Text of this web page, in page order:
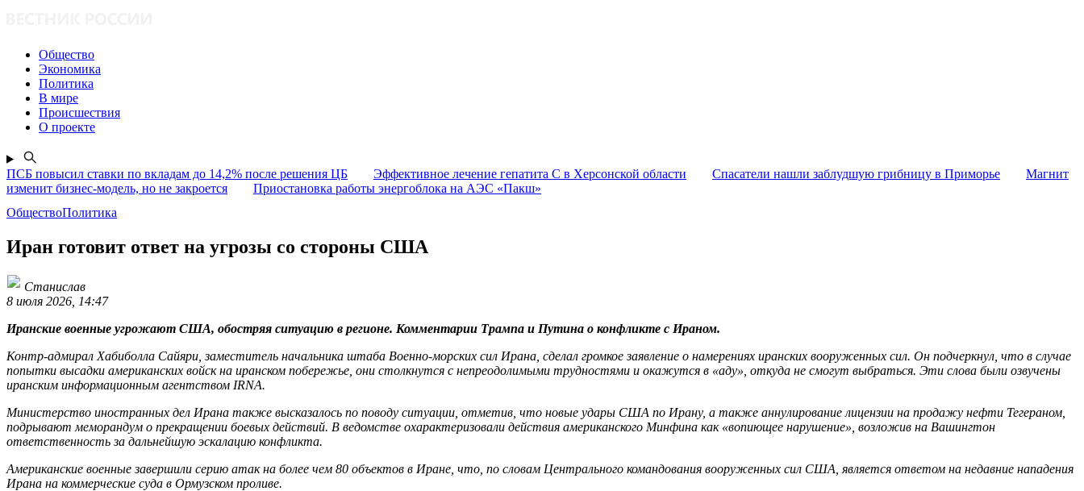
Общество
Экономика
Политика
В мире
Происшествия
О проекте
ПСБ повысил ставки по вкладам до 14,2% после решения ЦБ Эффективное лечение гепатита C в Херсонской области Спасатели нашли заблудшую грибницу в Приморье
Магнит
изменит бизнес-модель, но не закроется
Приостановка работы энергоблока на АЭС «Пакш»
ОбществоПолитика
Иран готовит ответ на угрозы со стороны США
Станислав
8 июля 2026, 14:47
Иранские военные угрожают США, обостряя ситуацию в регионе. Комментарии Трампа и Путина о конфликте с Ираном.
Контр-адмирал Хабиболла Сайяри, заместитель начальника штаба Военно-морских сил Ирана, сделал громкое заявление о намерениях иранских вооруженных сил. Он подчеркнул, что в случае
попытки высадки американских войск на иранском побережье, они столкнутся с непреодолимыми трудностями и окажутся в «аду», откуда не смогут выбраться. Эти слова были озвучены
иранским информационным агентством IRNA.
Министерство иностранных дел Ирана также высказалось по поводу ситуации, отметив, что новые удары США по Ирану, а также аннулирование лицензии на продажу нефти Тегераном,
подрывают меморандум о прекращении боевых действий. В ведомстве охарактеризовали действия американского Минфина как «вопиющее нарушение», возложив на Вашингтон
ответственность за дальнейшую эскалацию конфликта.
Американские военные завершили серию атак на более чем 80 объектов в Иране, что, по словам Центрального командования вооруженных сил США, является ответом на недавние нападения
Ирана на коммерческие суда в Ормузском проливе.